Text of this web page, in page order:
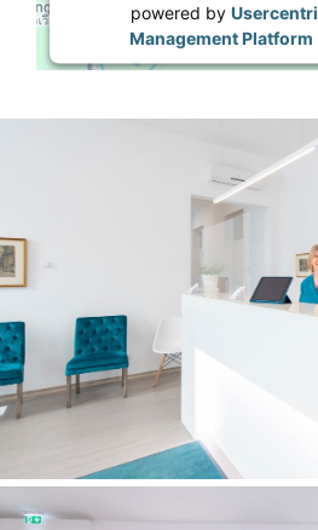
powered by
Management Platform